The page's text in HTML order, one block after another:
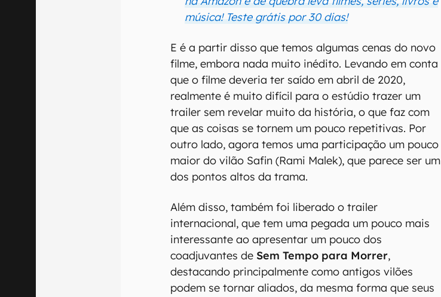
música! Teste grátis por 30 dias!
E é a partir disso que temos algumas cenas do novo
filme, embora nada muito inédito. Levando em conta
que o filme deveria ter saído em abril de 2020,
realmente é muito difícil para o estúdio trazer um
trailer sem revelar muito da história, o que faz com
que as coisas se tornem um pouco repetitivas. Por
outro lado, agora temos uma participação um pouco
maior do vilão Safin (Rami Malek), que parece ser um
dos pontos altos da trama.
Além disso, também foi liberado o trailer
internacional, que tem uma pegada um pouco mais
interessante ao apresentar um pouco dos
coadjuvantes de Sem Tempo para Morrer,
destacando principalmente como antigos vilões
podem se tornar aliados, da mesma forma que seus